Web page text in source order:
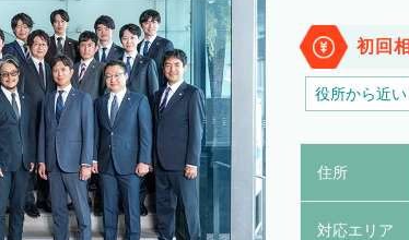
初回
役所から近い
住所
対応エリア